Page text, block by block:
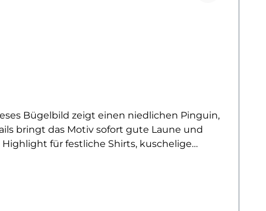
Bügelbild zeigt einen niedlichen Pinguin,
bringt das Motiv sofort gute Laune und
für festliche Shirts, kuschelige